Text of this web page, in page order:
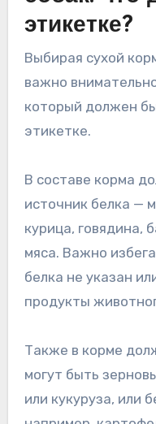
этикетке?
Выбирая сухой
важно
который должен
этикетке.
В составе корма
источник белка —
курица, говядина,
мяса. Важно
белка не указан
продукты
Также в корме
могут быть
или кукуруза, или